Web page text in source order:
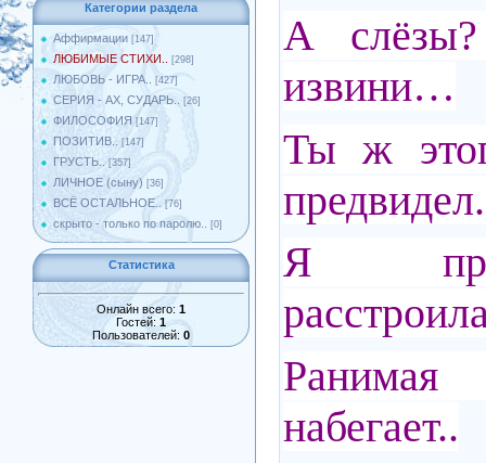
Категории раздела
Аффирмации [147]
ЛЮБИМЫЕ СТИХИ.. [298]
ЛЮБОВЬ - ИГРА.. [427]
СЕРИЯ - АХ, СУДАРЬ.. [26]
ФИЛОСОФИЯ [147]
ПОЗИТИВ.. [147]
ГРУСТЬ.. [357]
ЛИЧНОЕ (сыну) [36]
ВСЁ ОСТАЛЬНОЕ.. [76]
скрыто - только по паролю.. [0]
Статистика
Онлайн всего: 1
Гостей: 1
Пользователей: 0
А
извини…
Ты ж
Я
набегает..